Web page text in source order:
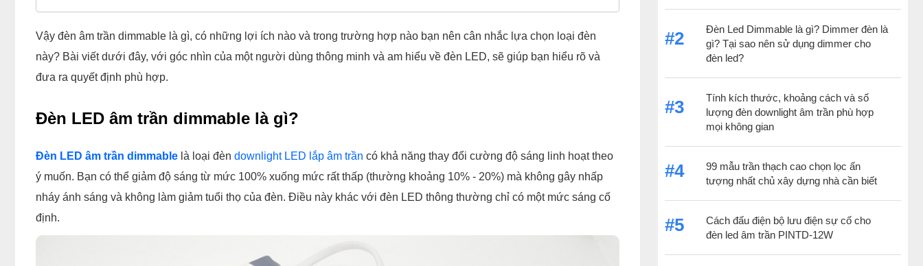
Vậy đèn âm trần dimmable là gì, có những lợi ích nào và trong trường hợp nào bạn nên cân nhắc lựa chọn loại đèn
này? Bài viết dưới đây, với góc nhìn của một người dùng thông minh và am hiểu về đèn LED, sẽ giúp bạn hiểu rõ và
đưa ra quyết định phù hợp.
Đèn LED âm trần dimmable là gì?
Đèn LED âm trần dimmable là loại đèn downlight LED lắp âm trần có khả năng thay đổi cường độ sáng linh hoạt theo
ý muốn. Bạn có thể giảm độ sáng từ mức 100% xuống mức rất thấp (thường khoảng 10% - 20%) mà không gây nhấp
nháy ánh sáng và không làm giảm tuổi thọ của đèn. Điều này khác với đèn LED thông thường chỉ có một mức sáng cố
định.
#2
Đèn Led Dimmable là gì? Dimmer đèn là
gì? Tại sao nên sử dụng dimmer cho
đèn led?
#3
Tính kích thước, khoảng cách và số
lượng đèn downlight âm trần phù hợp
mọi không gian
#4
99 mẫu trần thạch cao chọn lọc ấn
tượng nhất chủ xây dựng nhà cần biết
#5
Cách đấu điện bộ lưu điện sự cố cho
đèn led âm trần PINTD-12W